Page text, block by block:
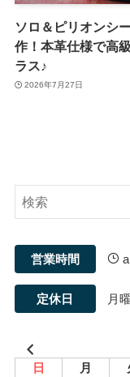
ソロ＆ピリオンシ
作！本革仕様で高
ラス♪
2026年7月27日
営業時間
定休日 月
日 月